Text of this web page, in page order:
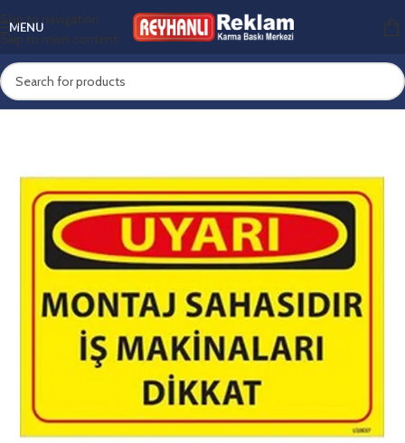
Skip to navigation
Skip to main content
MENU